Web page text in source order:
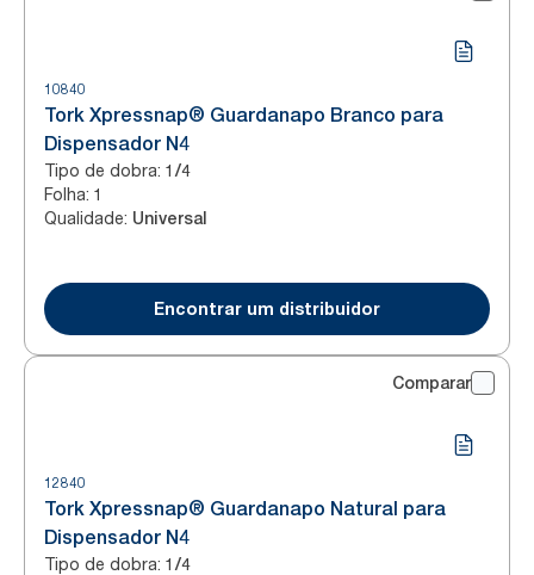
10840
Tork Xpressnap® Guardanapo Branco para
Dispensador N4
Tipo de dobra: 1/4
Folha: 1
Qualidade: Universal
Encontrar um distribuidor
Comparar
12840
Tork Xpressnap® Guardanapo Natural para
Dispensador N4
Tipo de dobra: 1/4